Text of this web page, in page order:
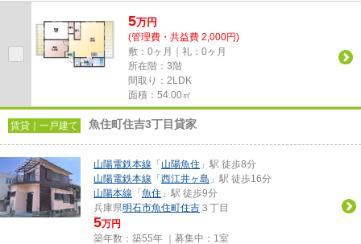
5万円
(管理費・共益費 2,000円)
敷：0ヶ月｜礼：0ヶ月
所在階：3階
間取り：2LDK
面積：54.00㎡
賃貸｜一戸建て 魚住町住吉3丁目貸家
山陽電鉄本線 「 山陽魚住 」駅 徒歩8分
山陽電鉄本線 「 西江井ヶ島 」駅 徒歩16分
山陽本線 「 魚住 」駅 徒歩9分
兵庫県明石市魚住町住吉 ３丁目
5万円
築年数：築55年 ｜募集中： 1室